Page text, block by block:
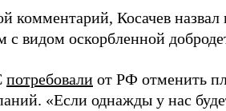
комментарий, Косачев
с видом оскорбленной
потребовали от РФ отменить
«Если однажды у нас